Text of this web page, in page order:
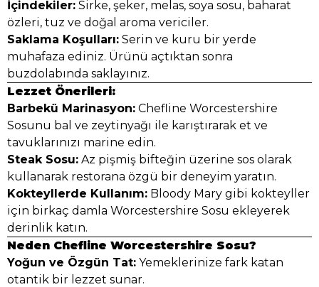
İçindekiler: Sirke, şeker, melas, soya sosu, baharat
özleri, tuz ve doğal aroma vericiler.
Saklama Koşulları: Serin ve kuru bir yerde
muhafaza ediniz. Ürünü açtıktan sonra
buzdolabında saklayınız.
Lezzet Önerileri:
Barbekü Marinasyon: Chefline Worcestershire
Sosunu bal ve zeytinyağı ile karıştırarak et ve
tavuklarınızı marine edin.
Steak Sosu: Az pişmiş bifteğin üzerine sos olarak
kullanarak restorana özgü bir deneyim yaratın.
Kokteyllerde Kullanım: Bloody Mary gibi kokteyller
için birkaç damla Worcestershire Sosu ekleyerek
derinlik katın.
Neden Chefline Worcestershire Sosu?
Yoğun ve Özgün Tat: Yemeklerinize fark katan
otantik bir lezzet sunar.